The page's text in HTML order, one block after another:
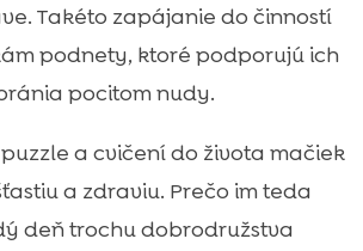
Takéto zapájanie do činností
podnety, ktoré podporujú ich
pocitom nudy.
a cvičení do života mačiek
a zdraviu. Prečo im teda
deň trochu dobrodružstva